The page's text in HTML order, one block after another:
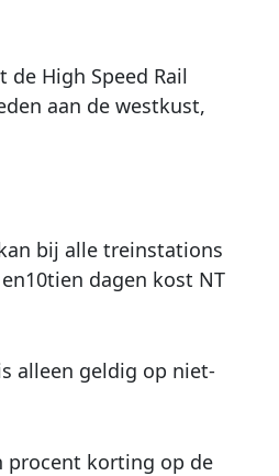
High Speed Rail
aan de westkust,
bij alle treinstations
dagen kost NT
alleen geldig op niet-
procent korting op de